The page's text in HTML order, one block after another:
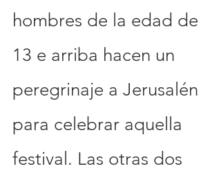
hombres de la edad de
13 e arriba hacen un
peregrinaje a Jerusalén
para celebrar aquella
festival. Las otras dos